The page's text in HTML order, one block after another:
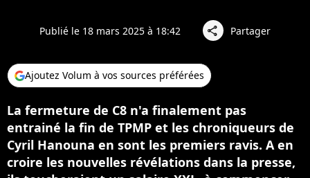
Publié le 18 mars 2025 à 18:42 share Partager
Ajoutez Volum à vos sources préférées
La fermeture de C8 n'a finalement pas
entrainé la fin de TPMP et les chroniqueurs de
Cyril Hanouna en sont les premiers ravis. A en
croire les nouvelles révélations dans la presse,